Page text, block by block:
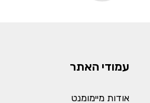
עמודי האתר
אודות מיימומנט